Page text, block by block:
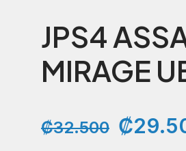
JPS4
MIRAGE
₡32.500 El
₡